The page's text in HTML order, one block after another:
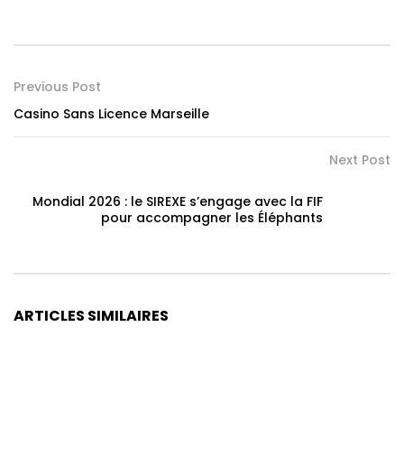
Previous Post
Casino Sans Licence Marseille
Next Post
Mondial 2026 : le SIREXE s’engage avec la FIF
pour accompagner les Éléphants
ARTICLES SIMILAIRES